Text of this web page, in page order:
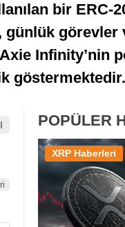
bir ERC-
günlük görevler
Infinity’nin
göstermektedir.
POPÜLER
XRP Haberleri